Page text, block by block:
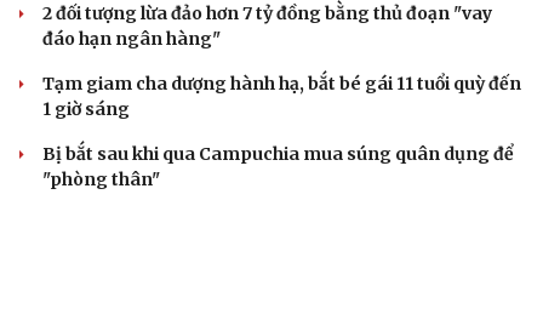
2 đối tượng lừa đảo hơn 7 tỷ đồng bằng thủ đoạn "vay
đáo hạn ngân hàng"
Tạm giam cha dượng hành hạ, bắt bé gái 11 tuổi quỳ đến
1 giờ sáng
Bị bắt sau khi qua Campuchia mua súng quân dụng để
"phòng thân"